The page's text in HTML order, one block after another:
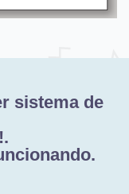
sistema de